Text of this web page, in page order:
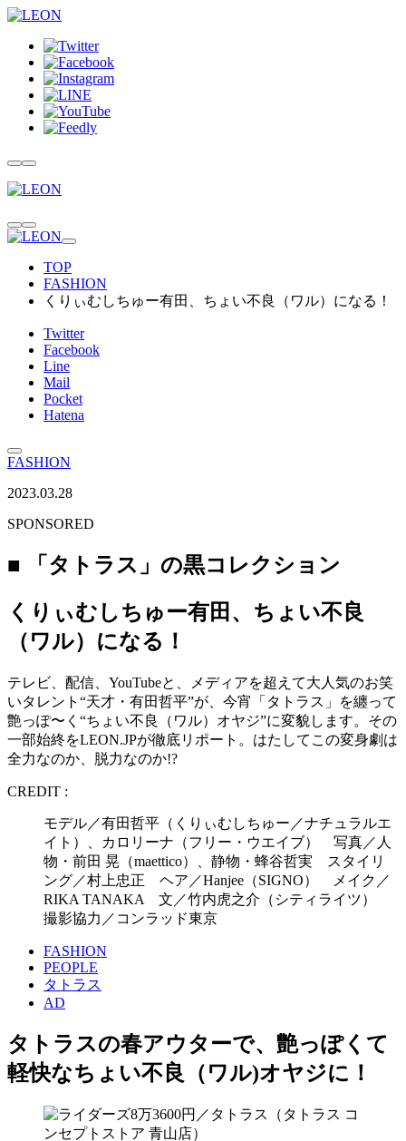
TOP
FASHION
くりぃむしちゅー有田、ちょい不良（ワル）になる！
Twitter
Facebook
Line
Mail
Pocket
Hatena
FASHION
2023.03.28
SPONSORED
■ 「タトラス」の黒コレクション
くりぃむしちゅー有田、ちょい不良
（ワル）になる！
テレビ、配信、YouTubeと、メディアを超えて大人気のお笑
いタレント“天才・有田哲平”が、今宵「タトラス」を纏って
艶っぽ〜く“ちょい不良（ワル）オヤジ”に変貌します。その
一部始終をLEON.JPが徹底リポート。はたしてこの変身劇は
全力なのか、脱力なのか!?
CREDIT :
モデル／有田哲平（くりぃむしちゅー／ナチュラルエ
イト）、カロリーナ（フリー・ウエイブ） 写真／人
物・前田 晃（maettico）、静物・蜂谷哲実 スタイリ
ング／村上忠正 ヘア／Hanjee（SIGNO） メイク／
RIKA TANAKA 文／竹内虎之介（シティライツ）
撮影協力／コンラッド東京
FASHION
PEOPLE
タトラス
AD
タトラスの春アウターで、艶っぽくて
軽快なちょい不良（ワル)オヤジに！